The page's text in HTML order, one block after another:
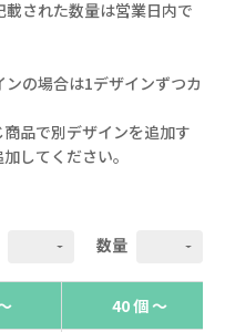
された数量は営業日内で
の場合は1デザインずつカ
品で別デザインを追加す
してください。
数量
40 個 ～